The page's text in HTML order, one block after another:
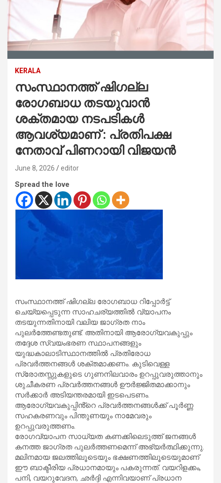
KERALA
സംസ്ഥാനത്ത് ഷിഗല്ല
രോഗബാധ തടയുവാൻ
ശക്തമായ നടപടികൾ
ആവശ്യമാണ് : പ്രതിപക്ഷ
നേതാവ് പിണറായി വിജയൻ
June 8, 2026 editor
Spread the love
സംസ്ഥാനത്ത് ഷിഗല്ല രോഗബാധ റിപ്പോർട്ട്
ചെയ്യപ്പെടുന്ന സാഹചര്യത്തിൽ വ്യാപനം
തടയുന്നതിനായി വലിയ ജാഗ്രത നാം
പുലർത്തേണ്ടതുണ്ട്. അതിനായി ആരോഗ്യവകുപ്പും
തദ്ദേശ സ്വയംഭരണ സ്ഥാപനങ്ങളും
യുദ്ധകാലാടിസ്ഥാനത്തിൽ പ്രതിരോധ
പ്രവർത്തനങ്ങൾ ശക്തമാക്കണം. കുടിവെള്ള
സ്രോതസ്സുകളുടെ ഗുണനിലവാരം ഉറപ്പുവരുത്താനും
ശുചീകരണ പ്രവർത്തനങ്ങൾ ഊർജ്ജിതമാക്കാനും
സർക്കാർ അടിയന്തരമായി ഇടപെടണം.
ആരോഗ്യവകുപ്പിൻ്റെ പ്രവർത്തനങ്ങൾക്ക് പൂർണ്ണ
സഹകരണവും പിന്തുണയും നാമേവരും
ഉറപ്പുവരുത്തണം.
രോഗവ്യാപന സാധ്യത കണക്കിലെടുത്ത് ജനങ്ങൾ
കനത്ത ജാഗ്രത പുലർത്തണമെന്ന് അഭ്യർത്ഥിക്കുന്നു.
മലിനമായ ജലത്തിലൂടെയും ഭക്ഷണത്തിലൂടെയുമാണ്
ഈ ബാക്ടീരിയ പ്രധാനമായും പകരുന്നത്. വയറിളക്കം,
പനി, വയറുവേദന, ഛർദ്ദി എന്നിവയാണ് പ്രധാന